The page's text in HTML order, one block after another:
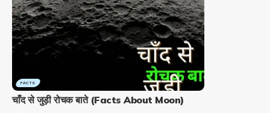
FACTS
चाँद से जुड़ी रोचक बाते (Facts About Moon)